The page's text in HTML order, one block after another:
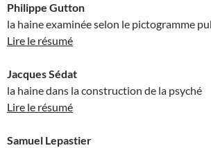
Philippe Gutton
la haine examinée selon le pictogramme
Lire le résumé
Jacques Sédat
la haine dans la construction de la psyché
Lire le résumé
Samuel Lepastier